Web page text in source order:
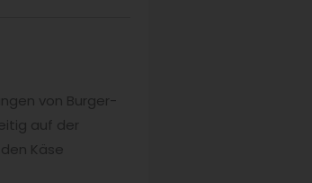
von Burger-
auf der
Käse